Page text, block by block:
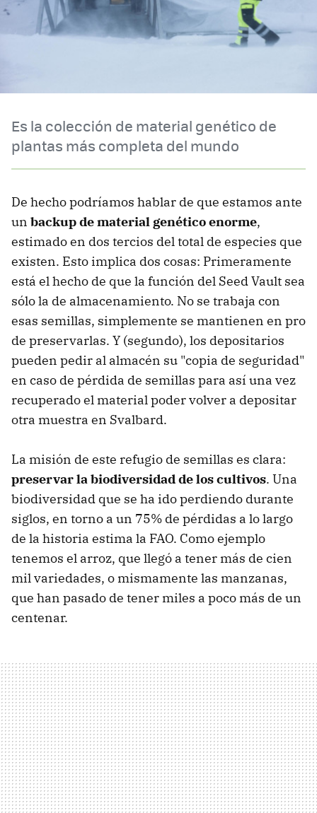
Es la colección de material genético de
plantas más completa del mundo
De hecho podríamos hablar de que estamos ante
un backup de material genético enorme,
estimado en dos tercios del total de especies que
existen. Esto implica dos cosas: Primeramente
está el hecho de que la función del Seed Vault sea
sólo la de almacenamiento. No se trabaja con
esas semillas, simplemente se mantienen en pro
de preservarlas. Y (segundo), los depositarios
pueden pedir al almacén su "copia de seguridad"
en caso de pérdida de semillas para así una vez
recuperado el material poder volver a depositar
otra muestra en Svalbard.
La misión de este refugio de semillas es clara:
preservar la biodiversidad de los cultivos. Una
biodiversidad que se ha ido perdiendo durante
siglos, en torno a un 75% de pérdidas a lo largo
de la historia estima la FAO. Como ejemplo
tenemos el arroz, que llegó a tener más de cien
mil variedades, o mismamente las manzanas,
que han pasado de tener miles a poco más de un
centenar.